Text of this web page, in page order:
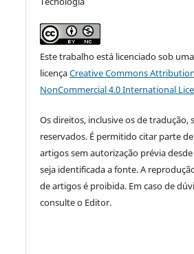
Este trabalho está licenciado sob uma
licençaCreative Commons
NonCommercial 4.0 International
Os direitos, inclusive os de tradução,
reservados. É permitido citar parte de
artigos sem autorização prévia
seja identificada a fonte. A
de artigos é proibida. Em caso de
consulte o Editor.